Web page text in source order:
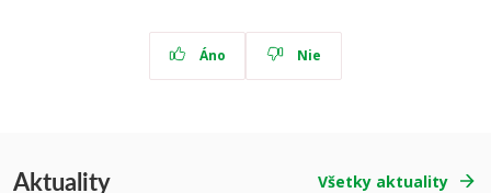
Áno Nie
Aktuality Všetky aktuality